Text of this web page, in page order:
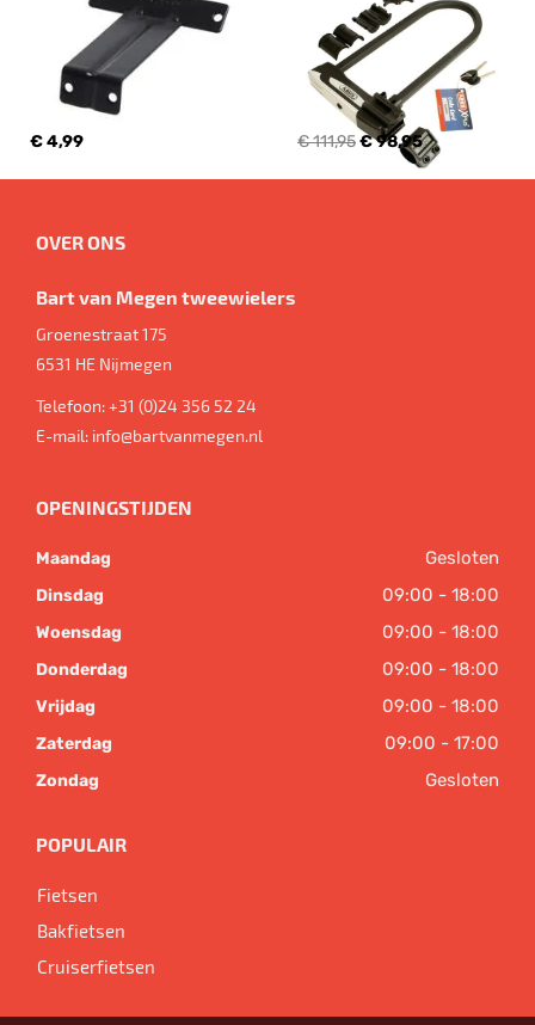
€ 4,99 € 111,95€ 98,95
OVER ONS
Bart van Megen tweewielers
Groenestraat 175
6531 HE Nijmegen
Telefoon:+31 (0)24 356 52 24
E-mail: info@bartvanmegen.nl
OPENINGSTIJDEN
Maandag Gesloten
Dinsdag 09:00 - 18:00
Woensdag 09:00 - 18:00
Donderdag 09:00 - 18:00
Vrijdag 09:00 - 18:00
Zaterdag 09:00 - 17:00
Zondag Gesloten
POPULAIR
Fietsen
Bakfietsen
Cruiserfietsen